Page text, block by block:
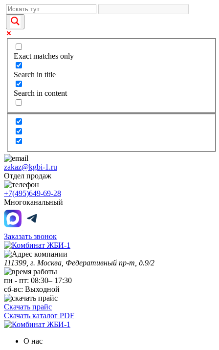
Exact matches only
Search in title
Search in content
zakaz@kgbi-1.ru
Отдел продаж
+7(495)649-69-28
Многоканальный
Заказать звонок
111399, г. Москва, Федеративный пр-т, д.9/2
пн - пт: 08:30– 17:30
сб-вс: Выходной
Скачать прайс
Скачать каталог PDF
О нас